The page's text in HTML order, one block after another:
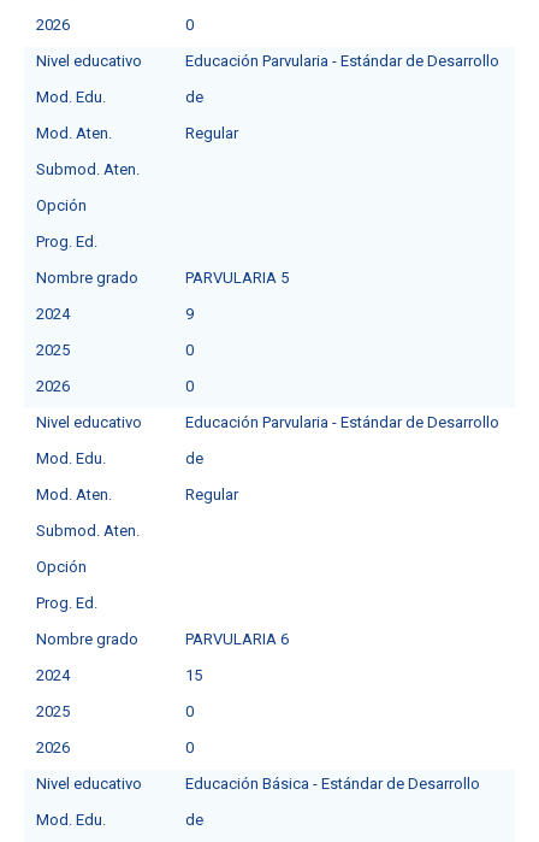
2026
0
Nivel educativo
Educación Parvularia - Estándar de Desarrollo
Mod. Edu.
de
Mod. Aten.
Regular
Submod. Aten.
Opción
Prog. Ed.
Nombre grado
PARVULARIA 5
2024
9
2025
0
2026
0
Nivel educativo
Educación Parvularia - Estándar de Desarrollo
Mod. Edu.
de
Mod. Aten.
Regular
Submod. Aten.
Opción
Prog. Ed.
Nombre grado
PARVULARIA 6
2024
15
2025
0
2026
0
Nivel educativo
Educación Básica - Estándar de Desarrollo
Mod. Edu.
de